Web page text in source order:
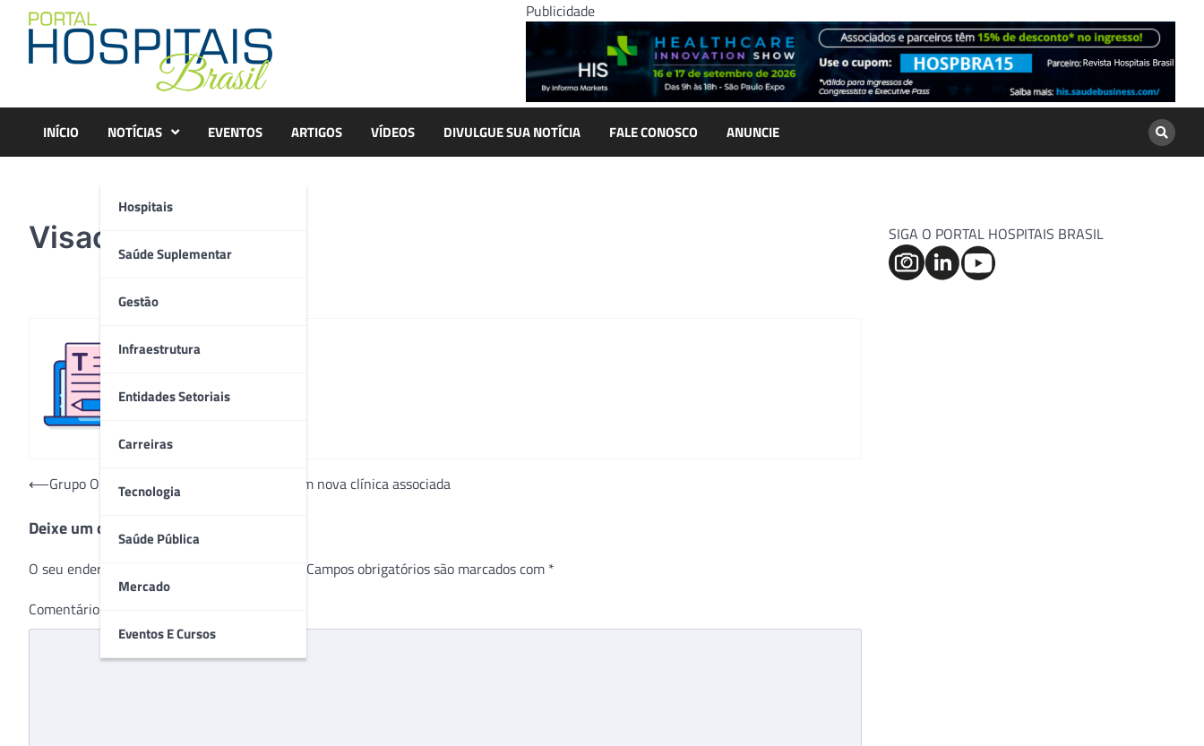
content
Publicidade
INÍCIO NOTÍCIAS
Hospitais
Saúde Suplementar
Gestão
Infraestrutura
Entidades Setoriais
Carreiras
Tecnologia
Saúde Pública
Mercado
Eventos E Cursos
EVENTOS ARTIGOS VÍDEOS DIVULGUE SUA NOTÍCIA FALE CONOSCO ANUNCIE
Visao-Center
Navegação
Post
⟵Grupo Opty amplia presença em Recife com nova clínica associada
Deixe um comentário
O seu endereço de e-mail não será publicado. Campos obrigatórios são marcados com *
Comentário
SIGA O PORTAL HOSPITAIS BRASIL